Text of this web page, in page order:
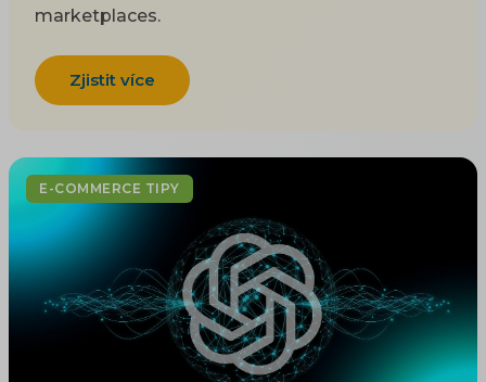
marketplaces.
Zjistit více
E-COMMERCE TIPY